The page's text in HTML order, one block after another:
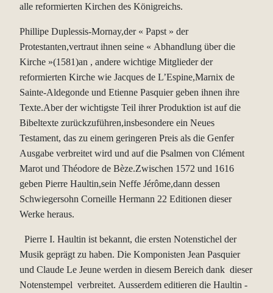
alle reformierten Kirchen des Königreichs.
Phillipe Duplessis-Mornay,der « Papst » der
Protestanten,vertraut ihnen seine « Abhandlung über die
Kirche »(1581)an , andere wichtige Mitglieder der
reformierten Kirche wie Jacques de L’Espine,Marnix de
Sainte-Aldegonde und Etienne Pasquier geben ihnen ihre
Texte.Aber der wichtigste Teil ihrer Produktion ist auf die
Bibeltexte zurückzuführen,insbesondere ein Neues
Testament, das zu einem geringeren Preis als die Genfer
Ausgabe verbreitet wird und auf die Psalmen von Clément
Marot und Théodore de Bèze.Zwischen 1572 und 1616
geben Pierre Haultin,sein Neffe Jérôme,dann dessen
Schwiegersohn Corneille Hermann 22 Editionen dieser
Werke heraus.
Pierre I. Haultin ist bekannt, die ersten Notenstichel der
Musik geprägt zu haben. Die Komponisten Jean Pasquier
und Claude Le Jeune werden in diesem Bereich dank dieser
Notenstempel verbreitet. Ausserdem editieren die Haultin -